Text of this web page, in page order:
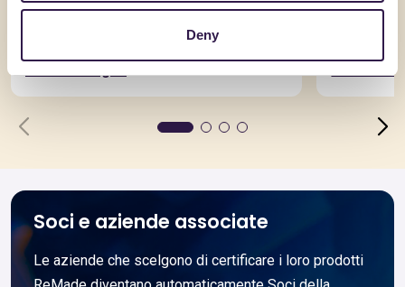
Deny
Pannello truciolare nobilitato
Vai al
Soci e aziende associate
Le aziende che scelgono di certificare i loro prodotti